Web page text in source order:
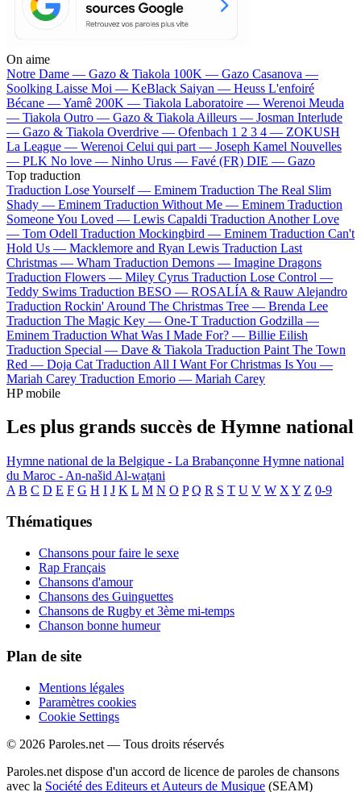
On aime
Notre Dame — Gazo & Tiakola 100K — Gazo Casanova —
Soolking Laisse Moi — KeBlack Saiyan — Heuss L'enfoiré
Bécane —Yamê 200K — Tiakola Laboratoire — Werenoi Meuda
— Tiakola Outro — Gazo & Tiakola Ailleurs — Josman Interlude
— Gazo & Tiakola Overdrive — Ofenbach 1 2 3 4 — ZOKUSH
La League — Werenoi Celui qui part — Joseph Kamel Nouvelles
— PLK No love — Ninho Urus — Favé (FR) DIE — Gazo
Top traduction
Traduction Lose Yourself — Eminem Traduction The Real Slim
Shady — Eminem Traduction Without Me — Eminem Traduction
Someone You Loved — Lewis Capaldi Traduction Another Love
— Tom Odell Traduction Mockingbird — Eminem Traduction Can't
Hold Us — Macklemore and Ryan Lewis Traduction Last
Christmas — Wham Traduction Demons — Imagine Dragons
Traduction Flowers — Miley Cyrus Traduction Lose Control —
Teddy Swims Traduction BESO — ROSALÍA & Rauw Alejandro
Traduction Rockin' Around The Christmas Tree — Brenda Lee
Traduction The Magic Key — One-T Traduction Godzilla —
Eminem Traduction What Was I Made For? — Billie Eilish
Traduction Special — Dave & Tiakola Traduction Paint The Town
Red — Doja Cat Traduction All I Want For Christmas Is You —
Mariah Carey Traduction Emorio — Mariah Carey
HP mobile
Les plus grands succès de Hymne national
Hymne national de la Belgique - La Brabançonne Hymne national
du Maroc - An-našid Al-waṭani
A B C D E F G H I J K L M N O P Q R S T U V W X Y Z 0-9
Thématiques
Chansons pour faire le sexe
Rap Français
Chansons d'amour
Chansons des Guinguettes
Chansons de Rugby et 3ème mi-temps
Chanson bonne humeur
Plan de site
Mentions légales
Paramètres cookies
Cookie Settings
© 2026 Paroles.net — Tous droits réservés
Paroles.net dispose d'un accord de licence de paroles de chansons
avec la Société des Editeurs et Auteurs de Musique (SEAM)